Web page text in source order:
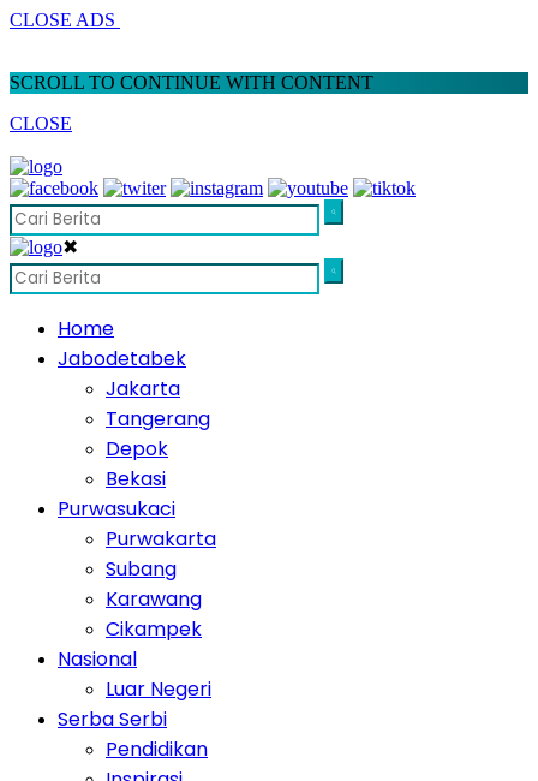
CLOSE ADS
SCROLL TO CONTINUE WITH CONTENT
CLOSE
✖
Home
Jabodetabek
Jakarta
Tangerang
Depok
Bekasi
Purwasukaci
Purwakarta
Subang
Karawang
Cikampek
Nasional
Luar Negeri
Serba Serbi
Pendidikan